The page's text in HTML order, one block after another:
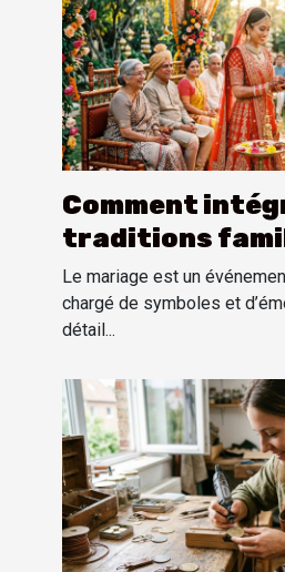
Comment
traditions
une cérémonie
?
Le mariage est un
chargé de symboles et
détail...